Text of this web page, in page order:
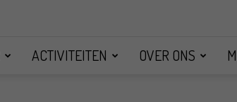
ACTIVITEITEN OVER ONS